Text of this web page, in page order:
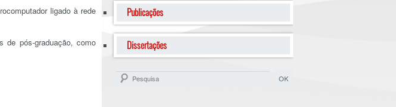
ligado à rede
de pós-graduação, como
Publicações
Dissertações